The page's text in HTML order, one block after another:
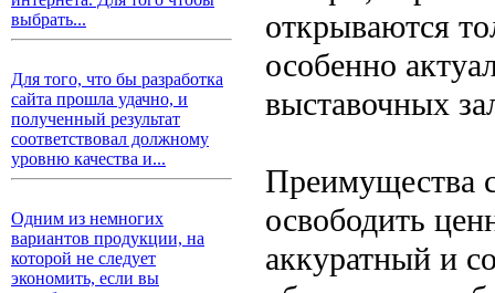
выбрать...
Для того, что бы разработка
сайта прошла удачно, и
полученный результат
соответствовал должному
уровню качества и...
Одним из немногих
вариантов продукции, на
которой не следует
экономить, если вы
открываются
особенно
выставочных
Преимущества
освободить
аккуратный и